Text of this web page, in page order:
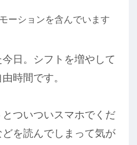
ーションを含んでいます
日。シフトを増やして
時間です。
ついついスマホでくだ
を読んでしまって気が